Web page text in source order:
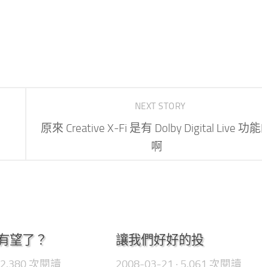
NEXT STORY
原來 Creative X-Fi 是有 Dolby Digital Live 功
啊
望了？
2,380 次閱讀
讓我們好好的投
2008-03-21 · 5,061 次閱讀